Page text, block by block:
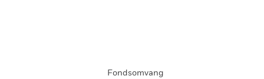
Fondsomvang